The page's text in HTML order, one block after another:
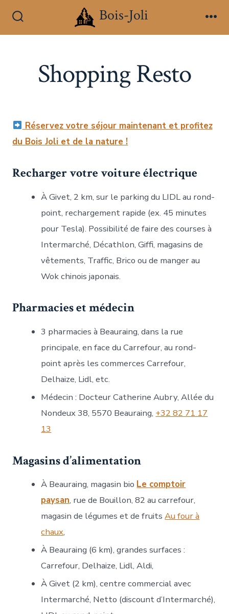
Rechercher
Bois-Joli
Shopping Resto
Réservez votre séjour maintenant et profitez
du Bois Joli et de la nature !
Recharger votre voiture électrique
À Givet, 2 km, sur le parking du LIDL au rond-
point, rechargement rapide (ex. 45 minutes
pour Tesla). Possibilité de faire des courses à
Intermarché, Décathlon, Giffi, magasins de
vêtements, Traffic, Brico ou de manger au
Wok chinois japonais.
Pharmacies et médecin
3 pharmacies à Beauraing, dans la rue
principale, en face du Carrefour, au rond-
point après les commerces Carrefour,
Delhaize, Lidl, etc.
Médecin : Docteur Catherine Aubry, Allée du
Nondeux 38, 5570 Beauraing, +32 82 71 17
13
Magasins d’alimentation
À Beauraing, magasin bio Le comptoir
paysan, rue de Bouillon, 82 au carrefour,
magasin de légumes et de fruitsAu four à
chaux,
À Beauraing (6 km), grandes surfaces :
Carrefour, Delhaize, Lidl, Aldi,
À Givet (2 km), centre commercial avec
Intermarché, Netto (discount d’Intermarché),